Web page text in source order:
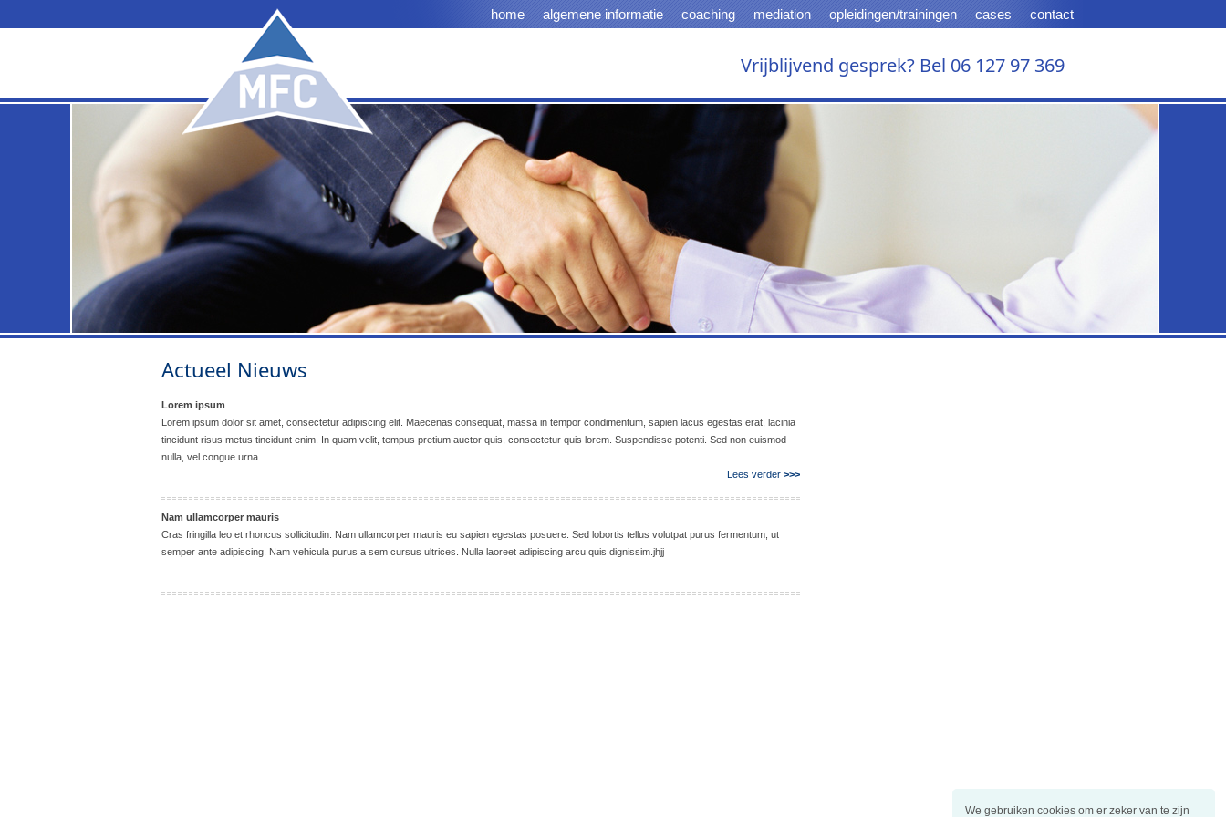
We gebruiken cookies om er zeker van te zijn
Vrijblijvend gesprek? Bel 06 127 97 369
home algemene informatie coaching mediation opleidingen/trainingen cases contact
Actueel Nieuws
Lorem ipsum
Lorem ipsum dolor sit amet, consectetur adipiscing elit. Maecenas consequat, massa in tempor condimentum, sapien lacus egestas erat, lacinia
tincidunt risus metus tincidunt enim. In quam velit, tempus pretium auctor quis, consectetur quis lorem. Suspendisse potenti. Sed non euismod
nulla, vel congue urna.
Lees verder >>>
Nam ullamcorper mauris
Cras fringilla leo et rhoncus sollicitudin. Nam ullamcorper mauris eu sapien egestas posuere. Sed lobortis tellus volutpat purus fermentum, ut
semper ante adipiscing. Nam vehicula purus a sem cursus ultrices. Nulla laoreet adipiscing arcu quis dignissim.jhjj